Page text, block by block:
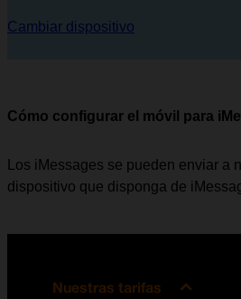
Cambiar dispositivo
Cómo configurar el móvil para
Los iMessages se pueden enviar
dispositivo que disponga de
Nuestras tarifas